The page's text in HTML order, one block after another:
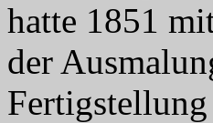
hatte 1851
der